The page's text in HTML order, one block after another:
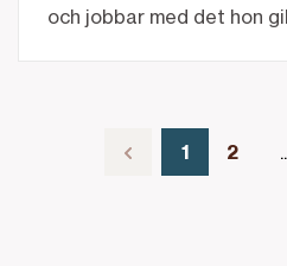
och jobbar med det hon
1av 4 Gå till
2av 4